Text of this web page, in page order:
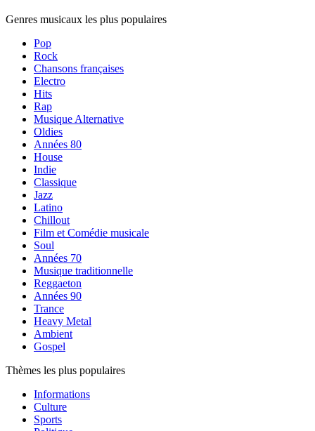
Genres musicaux les plus populaires
Pop
Rock
Chansons françaises
Electro
Hits
Rap
Musique Alternative
Oldies
Années 80
House
Indie
Classique
Jazz
Latino
Chillout
Film et Comédie musicale
Soul
Années 70
Musique traditionnelle
Reggaeton
Années 90
Trance
Heavy Metal
Ambient
Gospel
Thèmes les plus populaires
Informations
Culture
Sports